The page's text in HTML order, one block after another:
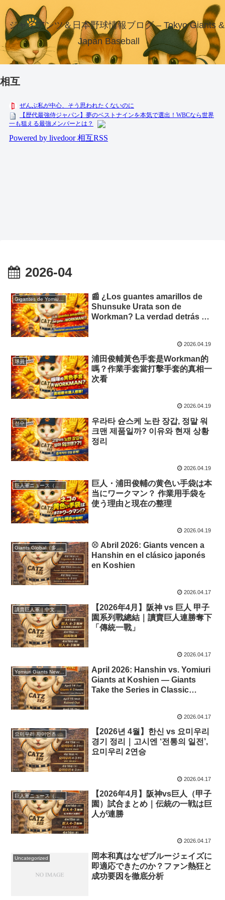
ジャイアンツ＆日本野球情報ブログ – Tokyo Giants &
Japan Baseball
相互
2026-04
Gigantes de Yomiuri — Noticias en Español
📰 ¿Los guantes amarillos de
Shunsuke Urata son de
Workman? La verdad detrás de
2026.04.19
球員
浦田俊輔黃色手套是Workman的
嗎？作業手套當打擊手套的真相一
次看
2026.04.19
선수
우라타 슌스케 노란 장갑, 정말 워
크맨 제품일까? 이유와 현재 상황
정리
2026.04.19
巨人・浦田俊輔の黄色い手袋は本
当にワークマン？ 作業用手袋を
使う理由と現在の整理
2026.04.19
Giants Global（多言語版）
⚾ Abril 2026: Giants vencen a
Hanshin en el clásico japonés
en Koshien
2026.04.17
讀賣巨人軍｜中文報導
【2026年4月】阪神 vs 巨人 甲子
園系列戰總結｜讀賣巨人連勝奪下
「傳統一戰」
2026.04.17
Yomiuri Giants News (English Edition)
April 2026: Hanshin vs. Yomiuri
Giants at Koshien — Giants
Take the Series in Classic
2026.04.17
요미우리 자이언츠 뉴스｜한국어
【2026년 4월】한신 vs 요미우리
경기 정리｜고시엔 ‘전통의 일전’,
요미우리 2연승
2026.04.17
巨人軍ニュース（日本語版
【2026年4月】阪神vs巨人（甲子
園）試合まとめ｜伝統の一戦は巨
人が連勝
2026.04.17
Uncategorized
岡本和真はなぜブルージェイズに
即適応できたのか？ファン熱狂と
成功要因を徹底分析